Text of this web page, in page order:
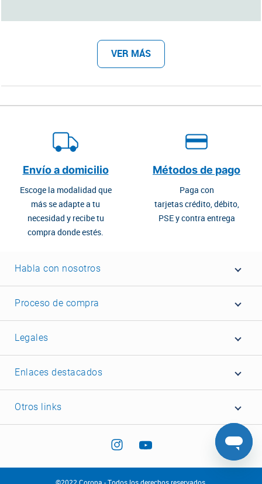
VER MÁS
Envío a domicilio
Escoge la modalidad que
más se adapte a tu
necesidad y recibe tu
compra donde estés.
Métodos de pago
Paga con
tarjetas crédito, débito,
PSE y contra entrega
Habla con nosotros
Proceso de compra
Legales
Enlaces destacados
Otros links